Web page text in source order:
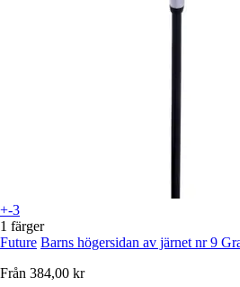
+-3
1 färger
Future Barns högersidan av järnet nr 9
Från 384,00 kr